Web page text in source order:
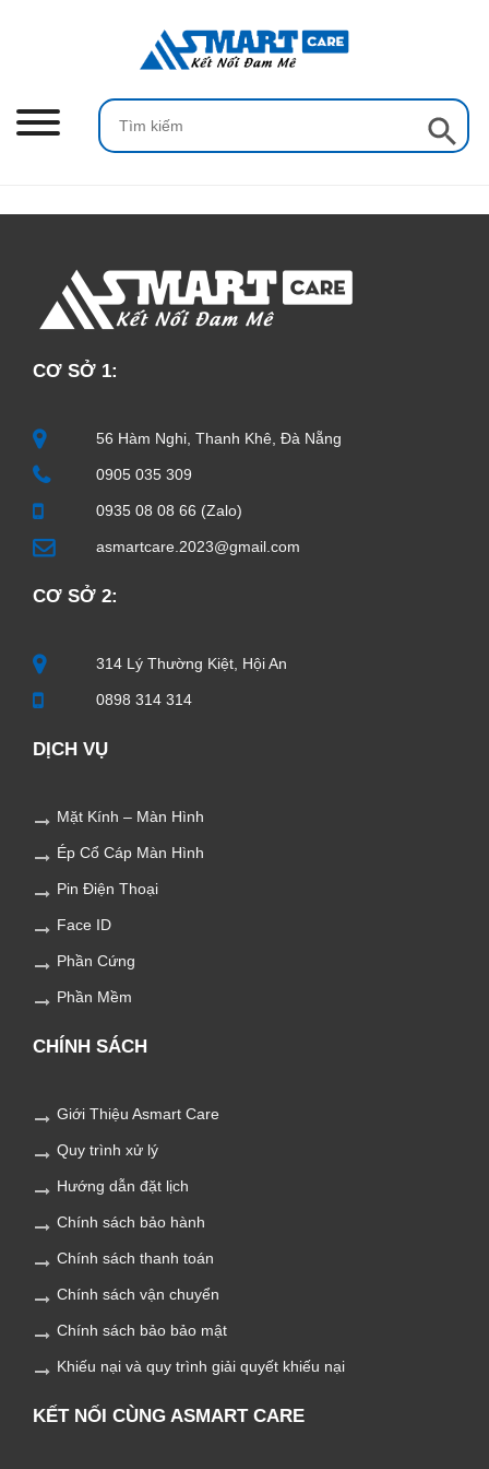
for:
Search Button
CƠ SỞ 1:
56 Hàm Nghi, Thanh Khê, Đà Nẵng
0905 035 309
0935 08 08 66 (Zalo)
asmartcare.2023@gmail.com
CƠ SỞ 2:
314 Lý Thường Kiệt, Hội An
0898 314 314
DỊCH VỤ
Mặt Kính – Màn Hình
Ép Cổ Cáp Màn Hình
Pin Điện Thoại
Face ID
Phần Cứng
Phần Mềm
CHÍNH SÁCH
Giới Thiệu Asmart Care
Quy trình xử lý
Hướng dẫn đặt lịch
Chính sách bảo hành
Chính sách thanh toán
Chính sách vận chuyển
Chính sách bảo bảo mật
Khiếu nại và quy trình giải quyết khiếu nại
KẾT NỐI CÙNG ASMART CARE